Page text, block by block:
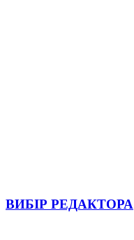
ВИБІР РЕДАКТОРА